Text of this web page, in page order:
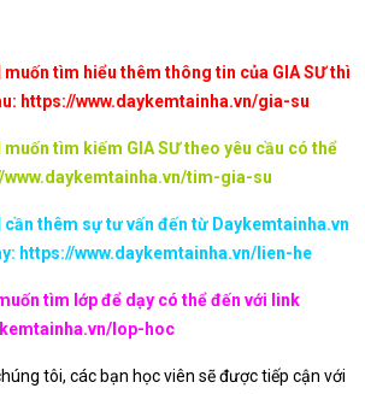
muốn tìm hiểu thêm thông tin của GIA SƯ thì
https://www.daykemtainha.vn/gia-su
muốn tìm kiếm GIA SƯ theo yêu cầu có thể
www.daykemtainha.vn/tim-gia-su
cần thêm sự tư vấn đến từ Daykemtainha.vn
https://www.daykemtainha.vn/lien-he
tìm lớp để dạy có thể đến với link
lop-hoc
tôi, các bạn học viên sẽ được tiếp cận với